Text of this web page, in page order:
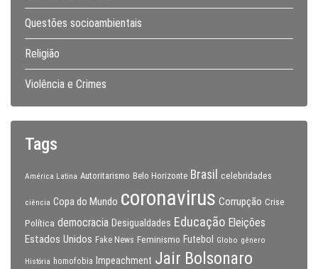
Questões socioambientais
Religião
Violência e Crimes
Tags
América Latina Autoritarismo Belo Horizonte Brasil celebridades
ciência Copa do Mundo coronavirus Corrupção Crise
Política democracia Desigualdades Educação Eleições
Estados Unidos Fake News Feminismo Futebol Globo gênero
História homofobia Impeachment Jair Bolsonaro